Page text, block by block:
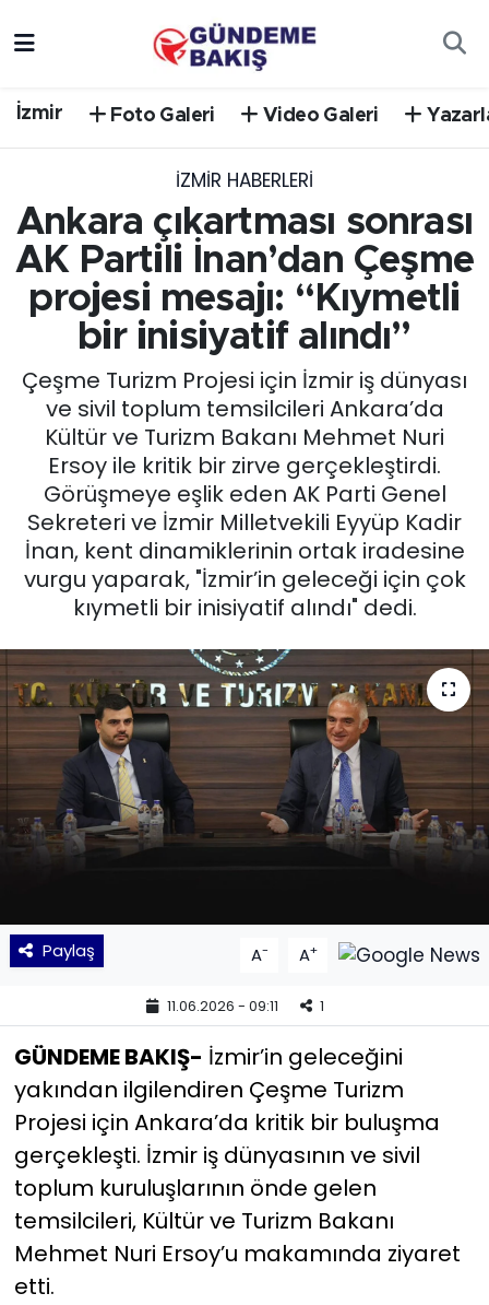
İzmir Foto Galeri Video Galeri
İZMIR HABERLERI
Ankara çıkartması sonrası
AK Partili İnan’dan Çeşme
projesi mesajı: “Kıymetli
bir inisiyatif alındı”
Çeşme Turizm Projesi için İzmir iş dünyası
ve sivil toplum temsilcileri Ankara’da
Kültür ve Turizm Bakanı Mehmet Nuri
Ersoy ile kritik bir zirve gerçekleştirdi.
Görüşmeye eşlik eden AK Parti Genel
Sekreteri ve İzmir Milletvekili Eyyüp Kadir
İnan, kent dinamiklerinin ortak iradesine
vurgu yaparak, "İzmir’in geleceği için çok
kıymetli bir inisiyatif alındı" dedi.
Paylaş A- A+
11.06.2026 - 09:11 1
GÜNDEME BAKIŞ- İzmir’in geleceğini
yakından ilgilendiren Çeşme Turizm
Projesi için Ankara’da kritik bir buluşma
gerçekleşti. İzmir iş dünyasının ve sivil
toplum kuruluşlarının önde gelen
temsilcileri, Kültür ve Turizm Bakanı
Mehmet Nuri Ersoy’u makamında ziyaret
etti.
EGE
EĞİTİM
English News
GÜNCEL
KÜLTÜR SANAT
MAGAZİN
SAĞLIK
Siyaset
SPOR
TEKNOLOJİ
Yaşam
YEREL POLİTİKA
YEREL YÖNETİMLER
Yurt
Trafik Durumu
Süper Lig Puan Durumu ve Fikstür
Tüm Manşetler
Son Dakika Haberleri
Haber Arşivi